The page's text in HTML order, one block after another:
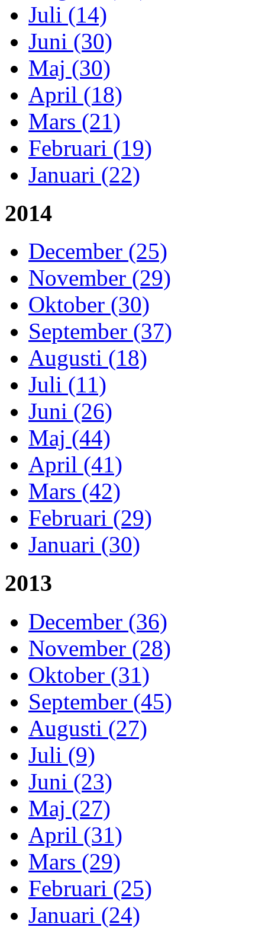
Juli (14)
Juni (30)
Maj (30)
April (18)
Mars (21)
Februari (19)
Januari (22)
2014
December (25)
November (29)
Oktober (30)
September (37)
Augusti (18)
Juli (11)
Juni (26)
Maj (44)
April (41)
Mars (42)
Februari (29)
Januari (30)
2013
December (36)
November (28)
Oktober (31)
September (45)
Augusti (27)
Juli (9)
Juni (23)
Maj (27)
April (31)
Mars (29)
Februari (25)
Januari (24)